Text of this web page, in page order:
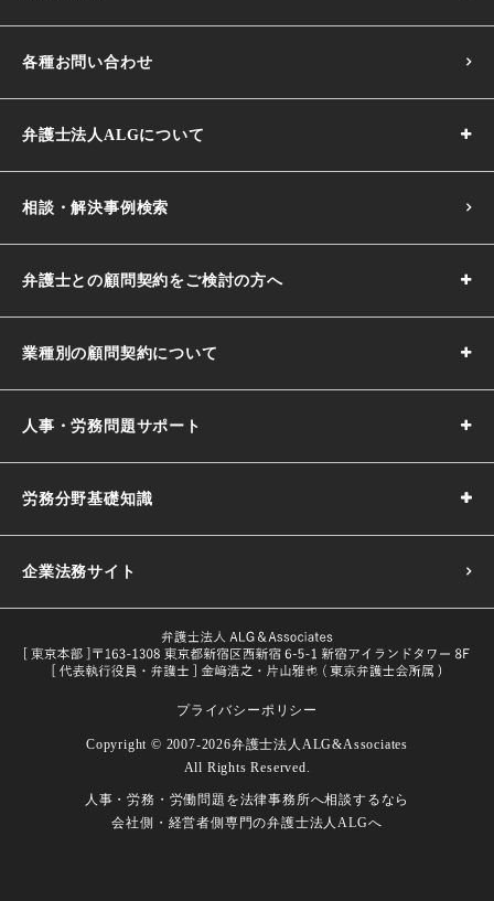
人事・労務・労働問題を法律事務所へ相談するなら
会社側・経営者側専門の弁護士法人ALGへ
各種お問い合わせ
弁護士法人ALGについて
相談・解決事例検索
弁護士との顧問契約をご検討の方へ
業種別の顧問契約について
人事・労務問題サポート
労務分野基礎知識
採用基準の決め方｜5つのポイントや注意点などわかりやす
試用期間とは｜解雇や期間の延長、注意点などを解説
労働者とは｜定義や関連する法律などをわかりやすく解説
目的や義務一覧・改正内容をわかり
企業法務サイト
プライバシーポリシー
Copyright © 2007-2026弁護士法人ALG&Associates
All Rights Reserved.